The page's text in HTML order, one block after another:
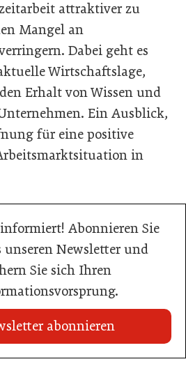
attraktiver zu
Mangel an
Dabei geht es
Wirtschaftslage,
Erhalt von Wissen und
Ein Ausblick,
für eine positive
in
Abonnieren Sie
unseren Newsletter und
Sie sich Ihren
abonnieren